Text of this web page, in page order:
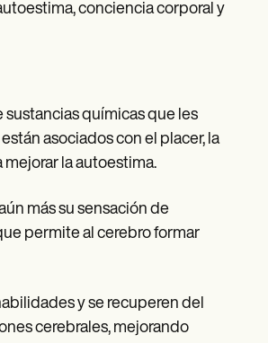
conciencia corporal y
sustancias químicas que les
asociados con el placer, la
la autoestima.
más su sensación de
permite al cerebro formar
y se recuperen del
cerebrales, mejorando